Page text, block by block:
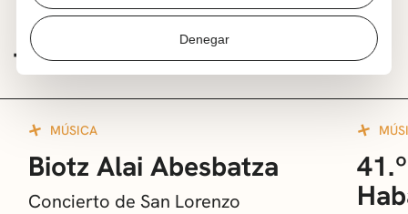
Denegar
TE PUEDE INTERESAR
MÚSICA
Biotz Alai Abesbatza
Concierto de San Lorenzo